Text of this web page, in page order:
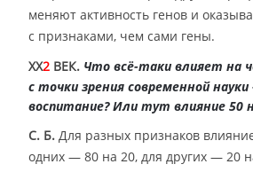
меняют активность генов и
с признаками, чем сами гены.
XX2 ВЕК. Что всё-таки влияет на
с точки зрения современной
воспитание? Или тут влияние 50
С. Б. Для разных признаков
одних — 80 на 20, для других — 20